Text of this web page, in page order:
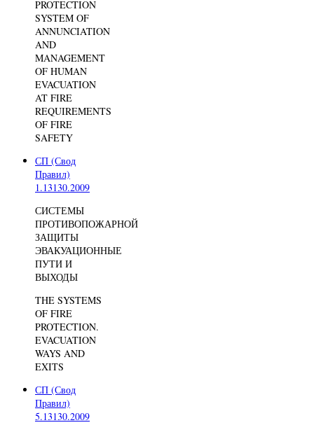
PROTECTION
SYSTEM OF
ANNUNCIATION
AND
MANAGEMENT
OF HUMAN
EVACUATION
AT FIRE
REQUIREMENTS
OF FIRE
SAFETY
СП (Свод
Правил)
1.13130.2009
СИСТЕМЫ
ПРОТИВОПОЖАРНОЙ
ЗАЩИТЫ
ЭВАКУАЦИОННЫЕ
ПУТИ И
ВЫХОДЫ
THE SYSTEMS
OF FIRE
PROTECTION.
EVACUATION
WAYS AND
EXITS
СП (Свод
Правил)
5.13130.2009